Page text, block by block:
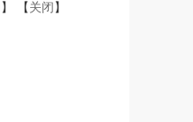
】 【 关闭 】